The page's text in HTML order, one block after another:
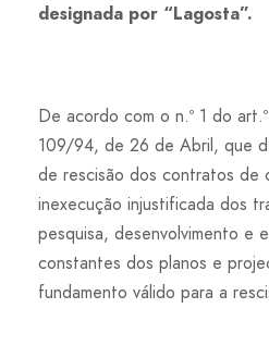
designada por “Lagosta”.
De acordo com o n.º 1 do
109/94, de 26 de Abril, que
de rescisão dos contratos de
inexecução injustificada dos
pesquisa, desenvolvimento e
constantes dos planos e
fundamento válido para a